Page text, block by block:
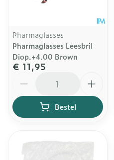
Pharmaglasses
Pharmaglasses Leesbril
Diop.+4.00 Brown
€ 11,95
Bestel